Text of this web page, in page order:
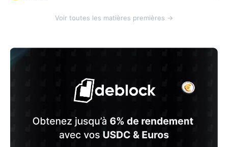
Voir toutes les matières premières →